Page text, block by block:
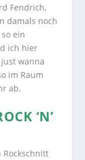
Fendrich,
damals noch
ein
ich hier
wanna
im Raum
ab.
‘N’
Rockschnitt